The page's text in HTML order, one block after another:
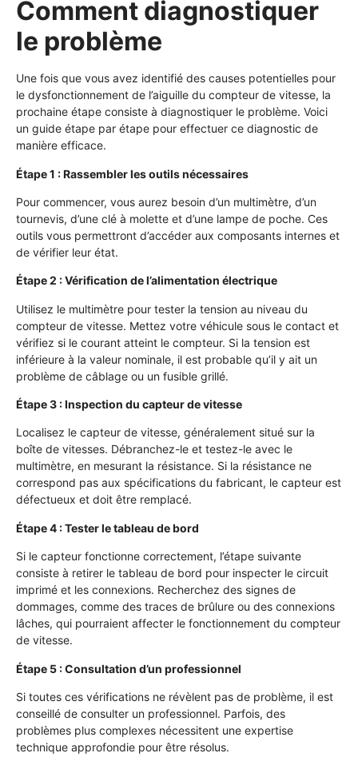
Comment diagnostiquer
le problème
Une fois que vous avez identifié des causes potentielles pour
le dysfonctionnement de l’aiguille du compteur de vitesse, la
prochaine étape consiste à diagnostiquer le problème. Voici
un guide étape par étape pour effectuer ce diagnostic de
manière efficace.
Étape 1 : Rassembler les outils nécessaires
Pour commencer, vous aurez besoin d’un multimètre, d’un
tournevis, d’une clé à molette et d’une lampe de poche. Ces
outils vous permettront d’accéder aux composants internes et
de vérifier leur état.
Étape 2 : Vérification de l’alimentation électrique
Utilisez le multimètre pour tester la tension au niveau du
compteur de vitesse. Mettez votre véhicule sous le contact et
vérifiez si le courant atteint le compteur. Si la tension est
inférieure à la valeur nominale, il est probable qu’il y ait un
problème de câblage ou un fusible grillé.
Étape 3 : Inspection du capteur de vitesse
Localisez le capteur de vitesse, généralement situé sur la
boîte de vitesses. Débranchez-le et testez-le avec le
multimètre, en mesurant la résistance. Si la résistance ne
correspond pas aux spécifications du fabricant, le capteur est
défectueux et doit être remplacé.
Étape 4 : Tester le tableau de bord
Si le capteur fonctionne correctement, l’étape suivante
consiste à retirer le tableau de bord pour inspecter le circuit
imprimé et les connexions. Recherchez des signes de
dommages, comme des traces de brûlure ou des connexions
lâches, qui pourraient affecter le fonctionnement du compteur
de vitesse.
Étape 5 : Consultation d’un professionnel
Si toutes ces vérifications ne révèlent pas de problème, il est
conseillé de consulter un professionnel. Parfois, des
problèmes plus complexes nécessitent une expertise
technique approfondie pour être résolus.